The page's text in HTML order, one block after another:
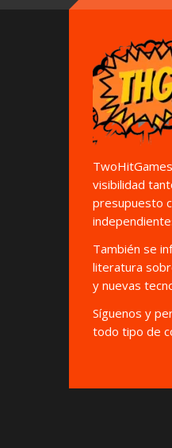
visibilidad
presupuesto
También se
literatura
y nuevas
Síguenos y
todo tipo de